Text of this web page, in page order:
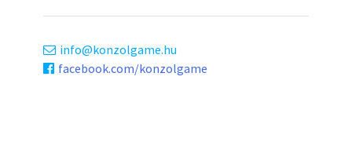
info
konzolgame.hu
facebook.com/konzolgame